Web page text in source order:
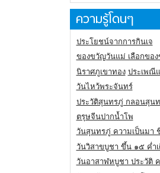
ความรู้โดนๆ
ประโยชน์จากการกินเจ
ของขวัญวันแม่ เลือกขอ
นิราศภูเขาทอง ประเพณี
วันไหว้พระจันทร์
ประวัติสุนทรภู่ กลอนสุน
ตรุษจีนปากน้ำโพ
วันสุนทรภู่ ความเป็นมา
วันวิสาขบูชา ขึ้น ๑๕ ค่ำ
วันอาสาฬหบูชา ประวัติ